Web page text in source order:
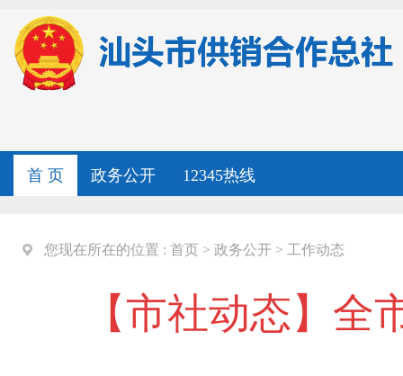
首 页 政务公开 12345热线
您现在所在的位置 : 首页 > 政务公开 > 工作动态
【市社动态】